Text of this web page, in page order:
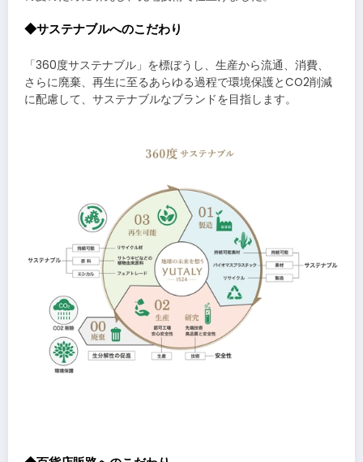
◆サステナブルへのこだわり
「360度サステナブル」を標ぼうし、生産から流通、消費、
さらに廃棄、再生に至るあらゆる過程で環境保護とCO2削減
に配慮して、サステナブルなブランドを目指します。